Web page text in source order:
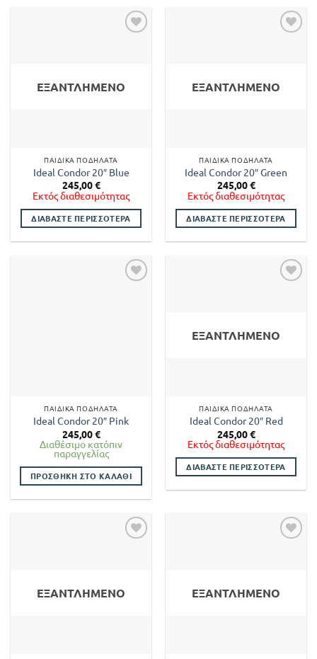
μπορούν
του
προϊόντος
επιλογές
σελίδα
του
προϊόντος
ΕΞΑΝΤΛΗΜΈΝΟ
ΠΑΙΔΙΚΆ ΠΟΔΉΛΑΤΑ
Ideal Condor 20″ Blue
245,00€
Εκτός διαθεσιμότητας
ΔΙΑΒΆΣΤΕ ΠΕΡΙΣΣΌΤΕΡΑ
ΕΞΑΝΤΛΗΜΈΝΟ
ΠΑΙΔΙΚΆ ΠΟΔΉΛΑΤΑ
Ideal Condor 20″ Green
245,00€
Εκτός διαθεσιμότητας
ΔΙΑΒΆΣΤΕ ΠΕΡΙΣΣΌΤΕΡΑ
ΠΑΙΔΙΚΆ ΠΟΔΉΛΑΤΑ
Ideal Condor 20″ Pink
245,00€
Διαθέσιμο κατόπιν
παραγγελίας
ΠΡΟΣΘΉΚΗ ΣΤΟ ΚΑΛΆΘΙ
ΕΞΑΝΤΛΗΜΈΝΟ
ΠΑΙΔΙΚΆ ΠΟΔΉΛΑΤΑ
Ideal Condor 20″ Red
245,00€
Εκτός διαθεσιμότητας
ΔΙΑΒΆΣΤΕ ΠΕΡΙΣΣΌΤΕΡΑ
ΕΞΑΝΤΛΗΜΈΝΟ ΕΞΑΝΤΛΗΜΈΝΟ